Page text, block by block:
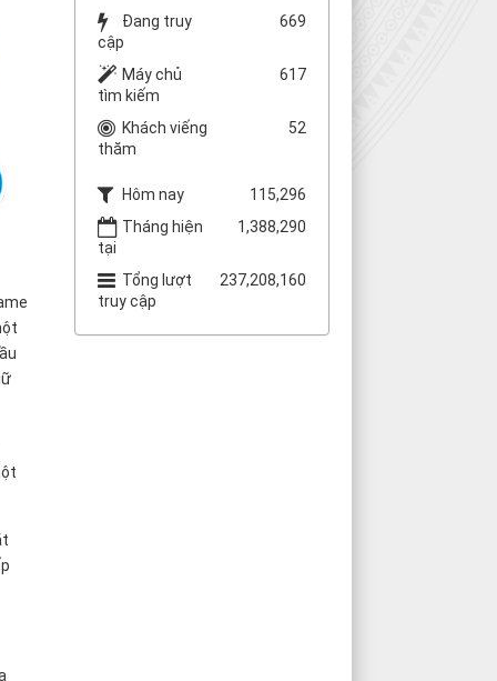
Đang truy
cập
669
Máy chủ
tìm kiếm
617
Khách viếng
thăm
52
Hôm nay
115,296
Tháng hiện
tại
1,388,290
Tổng lượt
truy cập
237,208,160